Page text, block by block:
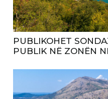
PUBLIKOHET
PUBLIK NË ZONËN